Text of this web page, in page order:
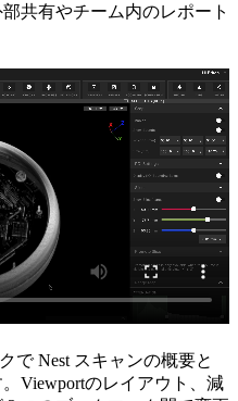
共有やチーム内のレポート
で Nest スキャンの概要と
Viewportのレイアウト、減